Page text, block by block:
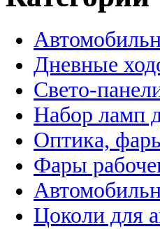
Дневные
Свето-
Набор ламп
Оптика,
Фары
Цоколи для